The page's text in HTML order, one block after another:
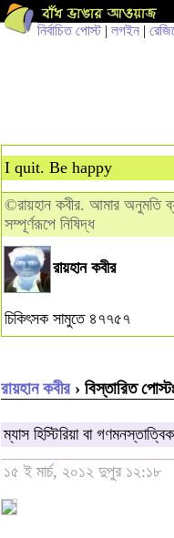
নির্বাচিত পোস্ট| লগইন |
I quit. Be happy
©রায়হান কবীর. আমার অনুমতি
সম্পূর্ণরূপে নিষিদ্ধ
রায়হান কবীর
চিকিৎসক সামুতে ৪৭৭৫৭
রায়হান কবীর› বিস্তারিত
ম্যাস হিস্টিরিয়া বা
১৫ ই মার্চ, ২০১২ দুপুর ১২:১৮